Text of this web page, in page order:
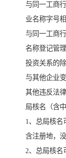
与同一工商
业名称字号
与同一工商
名称登记管
投资关系的除
与其他企业
其他违反法
局核名（含
1、总局核名
含注册地，
2、总局核名